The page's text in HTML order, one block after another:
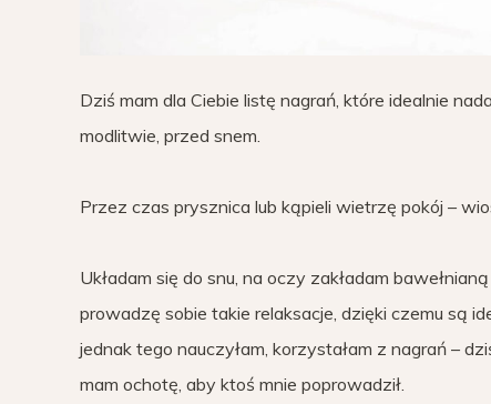
Dziś mam dla Ciebie listę nagrań, które idealnie
modlitwie, przed snem.
Przez czas prysznica lub kąpieli wietrzę pokój –
Układam się do snu, na oczy zakładam
prowadzę sobie takie relaksacje, dzięki czemu są
jednak tego nauczyłam, korzystałam z nagrań –
mam ochotę, aby ktoś mnie poprowadził.